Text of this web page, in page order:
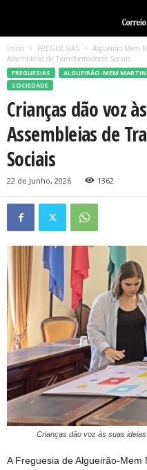
Início FREGUESIAS Algueirão-Mem
Assembleias de Transformadores Sociais
FREGUESIAS ALGUEIRÃO-MEM
SOCIEDADE
Crianças dão voz
Assembleias de
Sociais
22 de Junho, 2026 1362
Crianças dão voz às suas
A Freguesia de Algueirão-